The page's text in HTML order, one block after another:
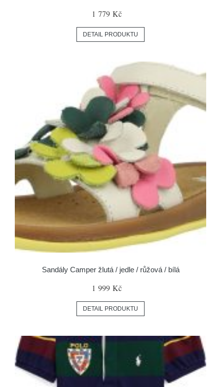
1 779 Kč
DETAIL PRODUKTU
Sandály Camper žlutá / jedle / růžová / bílá
1 999 Kč
DETAIL PRODUKTU